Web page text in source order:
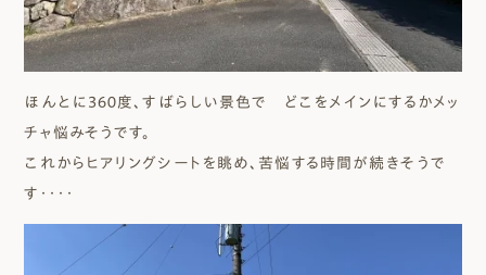
ほんとに３６０度、すばらしい景色で どこをメインにするかメッ
チャ悩みそうです。
これからヒアリングシートを眺め、苦悩する時間が続きそうで
す・・・・